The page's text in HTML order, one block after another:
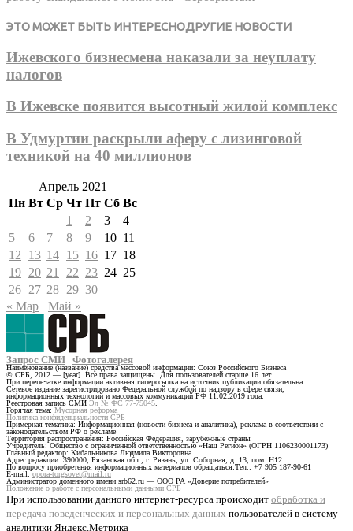
ЭТО МОЖЕТ БЫТЬ ИНТЕРЕСНОДРУГИЕ НОВОСТИ
Ижевского бизнесмена наказали за неуплату
налогов
В Ижевске появится высотный жилой комплекс
В Удмуртии раскрыли аферу с лизинговой
техникой на 40 миллионов
Апрель 2021
Пн Вт Ср Чт Пт Сб Вс
1
2 3
4
5
6 7 8 9 10 11
12
13 14 15 16 17 18
19 20 21 22 23 24 25
26 27 28 29 30
« Мар
Май »
Запрос СМИ Фотогалерея
Наименование (название) средства массовой информации: Союз Российского Бизнеса
© СРБ, 2012 — [year]. Все права защищены. Для пользователей старше 16 лет.
При перепечатке информации активная гиперссылка на источник публикации обязательна
Сетевое издание зарегистрировано Федеральной службой по надзору в сфере связи,
информационных технологий и массовых коммуникаций РФ 11.02.2019 года.
Реестровая запись СМИ Эл № ФС 77-75045
Горячая тема: Мусорная реформа
Политика конфиденциальности СРБ
Примерная тематика: Информационная (новости бизнеса и аналитика), реклама в соответствии с
законодательством РФ о рекламе
Территория распространения: Российская Федерация, зарубежные страны
Учредитель: Общество с ограниченной ответственностью «Наш Регион» (ОГРН 1106230001173)
Главный редактор: Кибальникова Людмила Викторовна
Адрес редакции: 390000, Рязанская обл., г. Рязань, ул. Соборная, д. 13, пом. Н12
По вопросу приобретения информационных материалов обращаться:Тел.: +7 905 187-90-61
E-mail:opora-torgsovet@mail.ru
Администратор доменного имени srb62.ru — ООО РА «Доверие потребителей»
Положение о работе с персональными данными СРБ
При использовании данного интернет-ресурса происходит обработка и
передача поведенческих и персональных данных пользователей в систему
аналитики Яндекс.Метрика